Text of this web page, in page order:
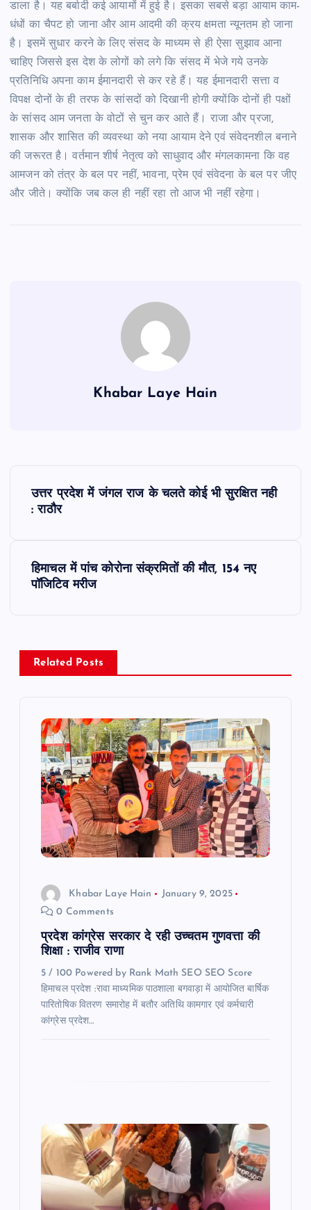
डाला है। यह बर्बादी कई आयामों में हुई है। इसका सबसे बड़ा आयाम काम-
धंधों का चैपट हो जाना और आम आदमी की क्रय क्षमता न्यूनतम हो जाना
है। इसमें सुधार करने के लिए संसद के माध्यम से ही ऐसा सुझाव आना
चाहिए जिससे इस देश के लोगों को लगे कि संसद में भेजे गये उनके
प्रतिनिधि अपना काम ईमानदारी से कर रहे हैं। यह ईमानदारी सत्ता व
विपक्ष दोनों के ही तरफ के सांसदों को दिखानी होगी क्योंकि दोनों ही पक्षों
के सांसद आम जनता के वोटों से चुन कर आते हैं। राजा और प्रजा,
शासक और शासित की व्यवस्था को नया आयाम देने एवं संवेदनशील बनाने
की जरूरत है। वर्तमान शीर्ष नेतृत्व को साधुवाद और मंगलकामना कि वह
आमजन को तंत्र के बल पर नहीं, भावना, प्रेम एवं संवेदना के बल पर जीए
और जीते। क्योंकि जब कल ही नहीं रहा तो आज भी नहीं रहेगा।
Khabar Laye Hain
a
उत्तर प्रदेश में जंगल राज के चलते कोई भी सुरक्षित नही
: राठौर
हिमाचल में पांच कोरोना संक्रमितों की मौत, 154 नए
पॉजिटिव मरीज
Related Posts
Khabar Laye Hain
January 9, 2025
0 Comments
प्रदेश कांग्रेस सरकार दे रही उच्चतम गुणवत्ता की
शिक्षा : राजीव राणा
5 / 100 Powered by Rank Math SEO SEO Score
हिमाचल प्रदेश :रावा माध्यमिक पाठशाला बगवाड़ा में आयोजित बार्षिक
पारितोषिक वितरण समारोह में बतौर अतिथि कामगार एवं कर्मचारी
कांग्रेस प्रदेश…